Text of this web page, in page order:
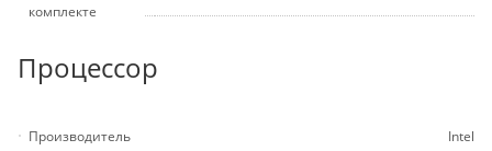
комплекте
Процессор
Производитель
Intel